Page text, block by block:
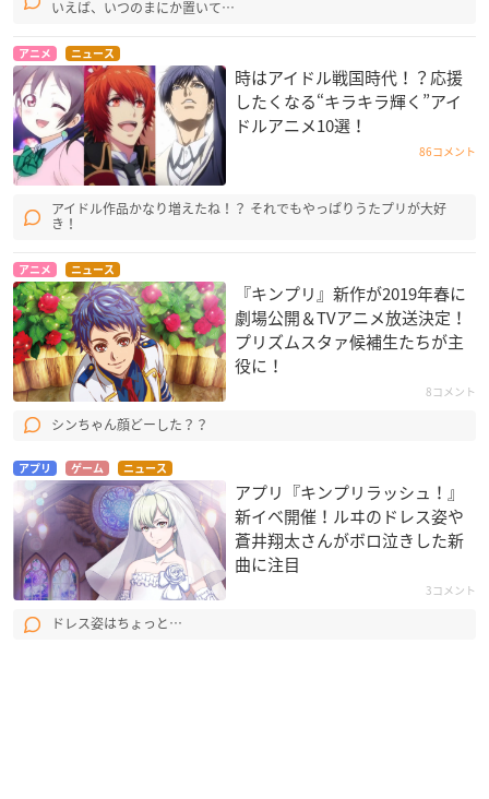
いえば、いつのまにか置いて…
アニメ ニュース
時はアイドル戦国時代！？応援
したくなる“キラキラ輝く”アイ
ドルアニメ10選！
86コメント
アイドル作品かなり増えたね！？ それでもやっぱりうたプリが大好
き！
アニメ ニュース
『キンプリ』新作が2019年春に
劇場公開＆TVアニメ放送決定！
プリズムスタァ候補生たちが主
役に！
8コメント
シンちゃん顔どーした？？
アプリ ゲーム ニュース
アプリ『キンプリラッシュ！』
新イベ開催！ルヰのドレス姿や
蒼井翔太さんがボロ泣きした新
曲に注目
3コメント
ドレス姿はちょっと…